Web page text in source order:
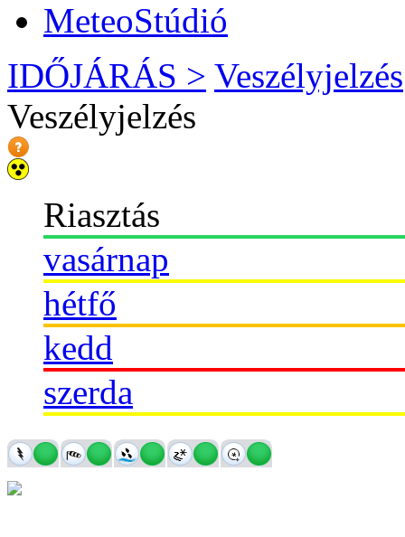
MeteoStúdió
IDŐJÁRÁS > Veszélyjelzés
Veszélyjelzés
Riasztás
vasárnap
hétfő
kedd
szerda